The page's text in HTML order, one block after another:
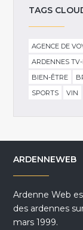
TAGS
AGENCE DE
ARDENNES
BIEN-ÊTRE
SPORTS
VIN
ARDENNEWEB
Ardenne Web
des ardennes
mars 1999.